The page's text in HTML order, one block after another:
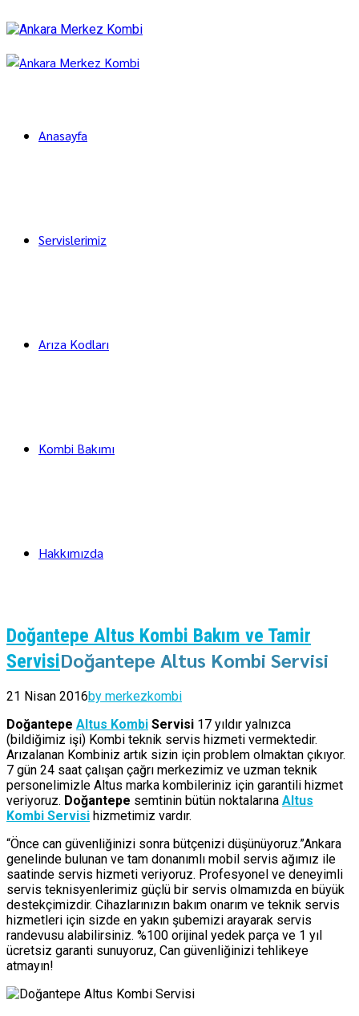
Anasayfa
Servislerimiz
Arıza Kodları
Kombi Bakımı
Hakkımızda
Doğantepe Altus Kombi Bakım ve Tamir
ServisiDoğantepe Altus Kombi Servisi
21 Nisan 2016by merkezkombi
Doğantepe Altus Kombi Servisi 17 yıldır yalnızca
(bildiğimiz işi) Kombi teknik servis hizmeti vermektedir.
Arızalanan Kombiniz artık sizin için problem olmaktan çıkıyor.
7 gün 24 saat çalışan çağrı merkezimiz ve uzman teknik
personelimizle Altus marka kombileriniz için garantili hizmet
veriyoruz. Doğantepe semtinin bütün noktalarına Altus
Kombi Servisi hizmetimiz vardır.
“Önce can güvenliğinizi sonra bütçenizi düşünüyoruz.”Ankara
genelinde bulunan ve tam donanımlı mobil servis ağımız ile
saatinde servis hizmeti veriyoruz. Profesyonel ve deneyimli
servis teknisyenlerimiz güçlü bir servis olmamızda en büyük
destekçimizdir. Cihazlarınızın bakım onarım ve teknik servis
hizmetleri için sizde en yakın şubemizi arayarak servis
randevusu alabilirsiniz. %100 orijinal yedek parça ve 1 yıl
ücretsiz garanti sunuyoruz, Can güvenliğinizi tehlikeye
atmayın!